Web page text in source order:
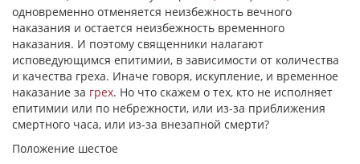
одновременно отменяется неизбежность вечного
наказания и остается неизбежность временного
наказания. И поэтому священники налагают
исповедующимся епитимии, в зависимости от количества
и качества греха. Иначе говоря, искупление, и временное
наказание за грех. Но что скажем о тех, кто не исполняет
епитимии или по небрежности, или из-за приближения
смертного часа, или из-за внезапной смерти?
Положение шестое